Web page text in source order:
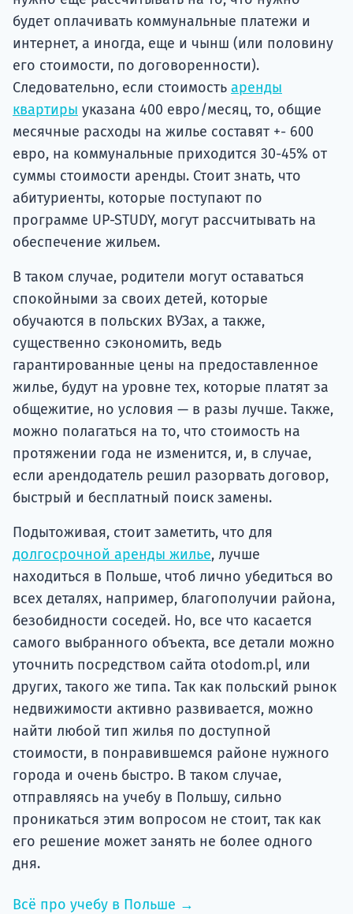
будет оплачивать коммунальные платежи и
интернет, а иногда, еще и чынш (или половину
его стоимости, по договоренности).
Следовательно, если стоимость аренды
квартиры указана 400 евро/месяц, то, общие
месячные расходы на жилье составят +- 600
евро, на коммунальные приходится 30-45% от
суммы стоимости аренды. Стоит знать, что
абитуриенты, которые поступают по
программе UP-STUDY, могут рассчитывать на
обеспечение жильем.
В таком случае, родители могут оставаться
спокойными за своих детей, которые
обучаются в польских ВУЗах, а также,
существенно сэкономить, ведь
гарантированные цены на предоставленное
жилье, будут на уровне тех, которые платят за
общежитие, но условия — в разы лучше. Также,
можно полагаться на то, что стоимость на
протяжении года не изменится, и, в случае,
если арендодатель решил разорвать договор,
быстрый и бесплатный поиск замены.
Подытоживая, стоит заметить, что для
долгосрочной аренды жилье, лучше
находиться в Польше, чтоб лично убедиться во
всех деталях, например, благополучии района,
безобидности соседей. Но, все что касается
самого выбранного объекта, все детали можно
уточнить посредством сайта otodom.pl, или
других, такого же типа. Так как польский рынок
недвижимости активно развивается, можно
найти любой тип жилья по доступной
стоимости, в понравившемся районе нужного
города и очень быстро. В таком случае,
отправляясь на учебу в Польшу, сильно
проникаться этим вопросом не стоит, так как
его решение может занять не более одного
дня.
Всё про учебу в Польше →